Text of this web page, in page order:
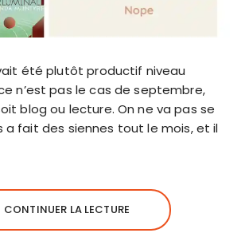
été plutôt productif niveau
n’est pas le cas de septembre,
blog ou lecture. On ne va pas se
a fait des siennes tout le mois, et il
CONTINUER LA LECTURE